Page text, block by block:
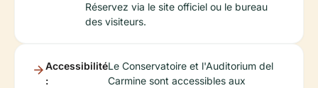
Réservez via le site officiel ou le bureau
des visiteurs.
Accessibilité
:
Le Conservatoire et l'Auditorium del
Carmine sont accessibles aux